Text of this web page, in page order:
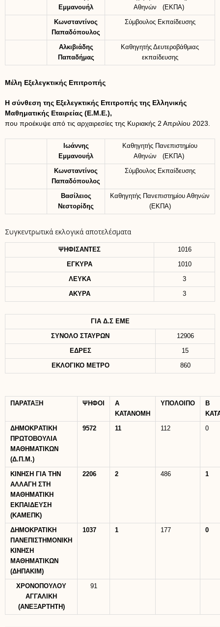
Εμμανουήλ
Αθηνών (ΕΚΠΑ)
Κωνσταντίνος
Παπαδόπουλος
Σύμβουλος Εκπαίδευσης
Αλκιβιάδης
Παπαδήμας
Καθηγητής Δευτεροβάθμιας
εκπαίδευσης
Μέλη Εξελεγκτικής Επιτροπής
Η σύνθεση της Εξελεγκτικής Επιτροπής της Ελληνικής
Μαθηματικής Εταιρείας (Ε.Μ.Ε.),
που προέκυψε από τις αρχαιρεσίες της Κυριακής 2 Απριλίου 2023.
Ιωάννης
Εμμανουήλ
Καθηγητής Πανεπιστημίου
Αθηνών (ΕΚΠΑ)
Κωνσταντίνος
Παπαδόπουλος
Σύμβουλος Εκπαίδευσης
Βασίλειος
Νεστορίδης
Καθηγητής Πανεπιστημίου Αθηνών
(ΕΚΠΑ)
Συγκεντρωτικά εκλογικά αποτελέσματα
ΨΗΦΙΣΑΝΤΕΣ 1016
ΕΓΚΥΡΑ 1010
ΛΕΥΚΑ 3
ΑΚΥΡΑ 3
ΓΙΑ Δ.Σ ΕΜΕ
ΣΥΝΟΛΟ ΣΤΑΥΡΩΝ 12906
ΕΔΡΕΣ 15
ΕΚΛΟΓΙΚΟ ΜΕΤΡΟ 860
ΠΑΡΑΤΑΞΗ ΨΗΦΟΙ
Α
ΚΑΤΑΝΟΜΗ
ΥΠΟΛΟΙΠΟ
B
ΔΗΜΟΚΡATIKH
ΠΡΩΤΟΒΟΥΛΙΑ
ΜΑΘΗΜΑΤΙΚΩΝ
(Δ.Π.Μ.)
9572 11 112 0
ΚΙΝΗΣΗ ΓΙΑ ΤΗΝ
ΑΛΛΑΓΗ ΣΤΗ
ΜΑΘΗΜΑΤΙΚΗ
ΕΚΠΑΙΔΕΥΣΗ
(ΚΑΜΕΠΚ)
2206 2 486 1
ΔΗΜΟΚΡΑΤΙΚΗ
ΠΑΝΕΠΙΣΤΗΜΟΝΙΚΗ
ΚΙΝΗΣΗ
ΜΑΘΗΜΑΤΙΚΩΝ
(ΔΗΠΑΚΙΜ)
1037 1 177 0
ΧΡΟΝΟΠΟΥΛΟΥ
ΑΓΓΑΛΙΚΗ
(ΑΝΕΞΑΡΤΗΤΗ)
91